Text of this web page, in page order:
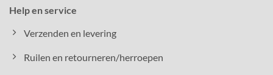
Help en service
Verzenden en levering
Ruilen en retourneren/herroepen